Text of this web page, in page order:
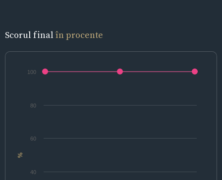
Scorul final în procente
%
40
60
80
100